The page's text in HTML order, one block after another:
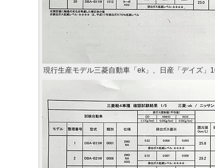
現行生産モデル三菱自動車「ek」、日産「デイズ」